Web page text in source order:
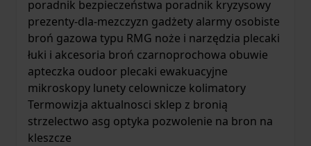
poradnik bezpieczeństwa poradnik kryzysowy
prezenty-dla-mezczyzn gadżety alarmy osobiste
broń gazowa typu RMG noże i narzędzia plecaki
łuki i akcesoria broń czarnoprochowa obuwie
apteczka oudoor plecaki ewakuacyjne
mikroskopy lunety celownicze kolimatory
Termowizja aktualnosci sklep z bronią
strzelectwo asg optyka pozwolenie na bron na
kleszcze